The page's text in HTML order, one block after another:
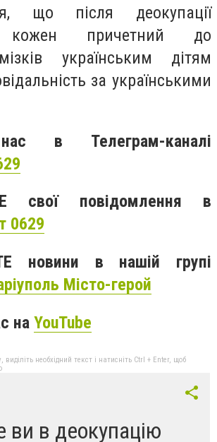
що після деокупації
кожен причетний до
українським дітям
за українськими
в Телеграм-каналі
свої повідомлення в
0629
новини в нашій групі
Місто-герой
на YouTube
необхідний текст і натисніть Ctrl + Enter, щоб
ви в деокупацію